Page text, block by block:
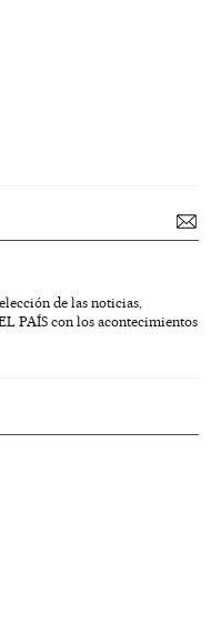
de las noticias,
PAÍS con los acontecimientos